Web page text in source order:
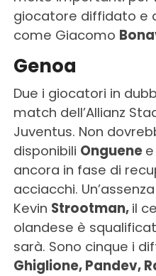
giocatore diffidato e
come Giacomo
Genoa
Due i giocatori in
match dell’Allianz
Juventus. Non
disponibili Onguene e
ancora in fase di
acciacchi.
Kevin Strootman, il
olandese è
sarà. Sono cinque i
Ghiglione, Pandev,